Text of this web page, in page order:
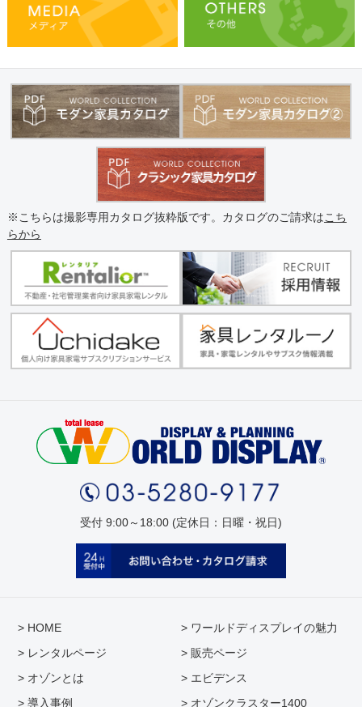
※こちらは撮影専用カタログ抜粋版です。カタログのご請求はこち
らから
受付 9:00～18:00 (定休日：日曜・祝日)
> HOME
> ワールドディスプレイの魅力
> レンタルページ
> 販売ページ
> オゾンとは
> エビデンス
> 導入事例
> オゾンクラスター1400